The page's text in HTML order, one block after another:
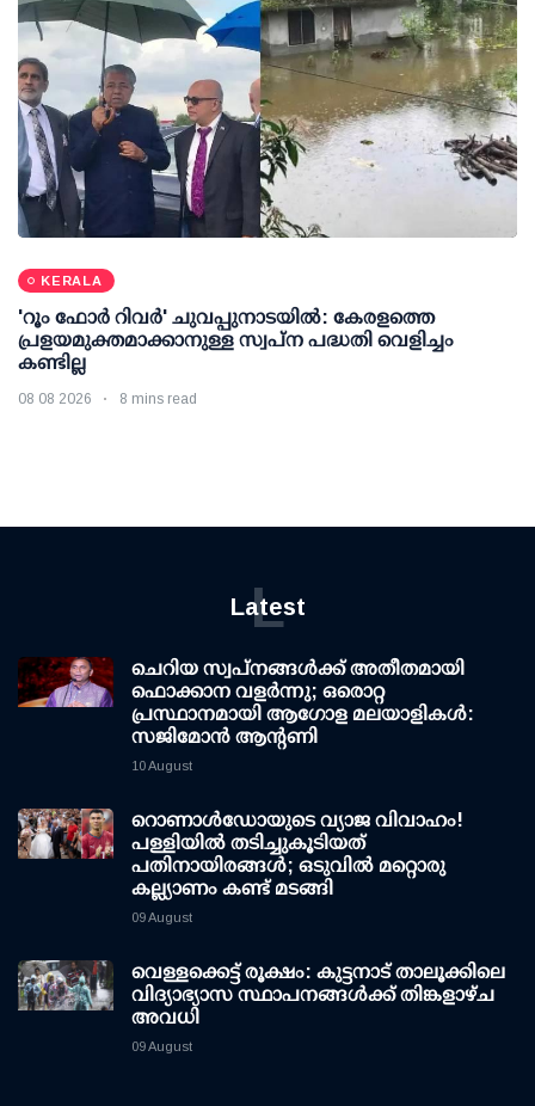
KERALA
'റൂം ഫോര്‍ റിവര്‍' ചുവപ്പുനാടയില്‍: കേരളത്തെ
പ്രളയമുക്തമാക്കാനുള്ള സ്വപ്ന പദ്ധതി വെളിച്ചം
കണ്ടില്ല
08 08 2026 8 mins read
Latest
L
ചെറിയ സ്വപ്നങ്ങൾക്ക് അതീതമായി
ഫൊക്കാന വളർന്നു; ഒരൊറ്റ
പ്രസ്ഥാനമായി ആഗോള മലയാളികൾ:
സജിമോൻ ആന്റണി
10 August
റൊണാള്‍ഡോയുടെ വ്യാജ വിവാഹം!
പള്ളിയില്‍ തടിച്ചുകൂടിയത്
പതിനായിരങ്ങള്‍; ഒടുവില്‍ മറ്റൊരു
കല്ല്യാണം കണ്ട് മടങ്ങി
09 August
വെള്ളക്കെട്ട് രൂക്ഷം: കുട്ടനാട് താലൂക്കിലെ
വിദ്യാഭ്യാസ സ്ഥാപനങ്ങള്‍ക്ക് തിങ്കളാഴ്ച
അവധി
09 August